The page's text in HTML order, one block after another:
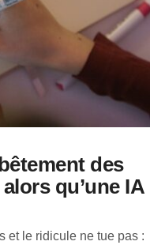
des
qu’une IA
et le ridicule ne tue pas :